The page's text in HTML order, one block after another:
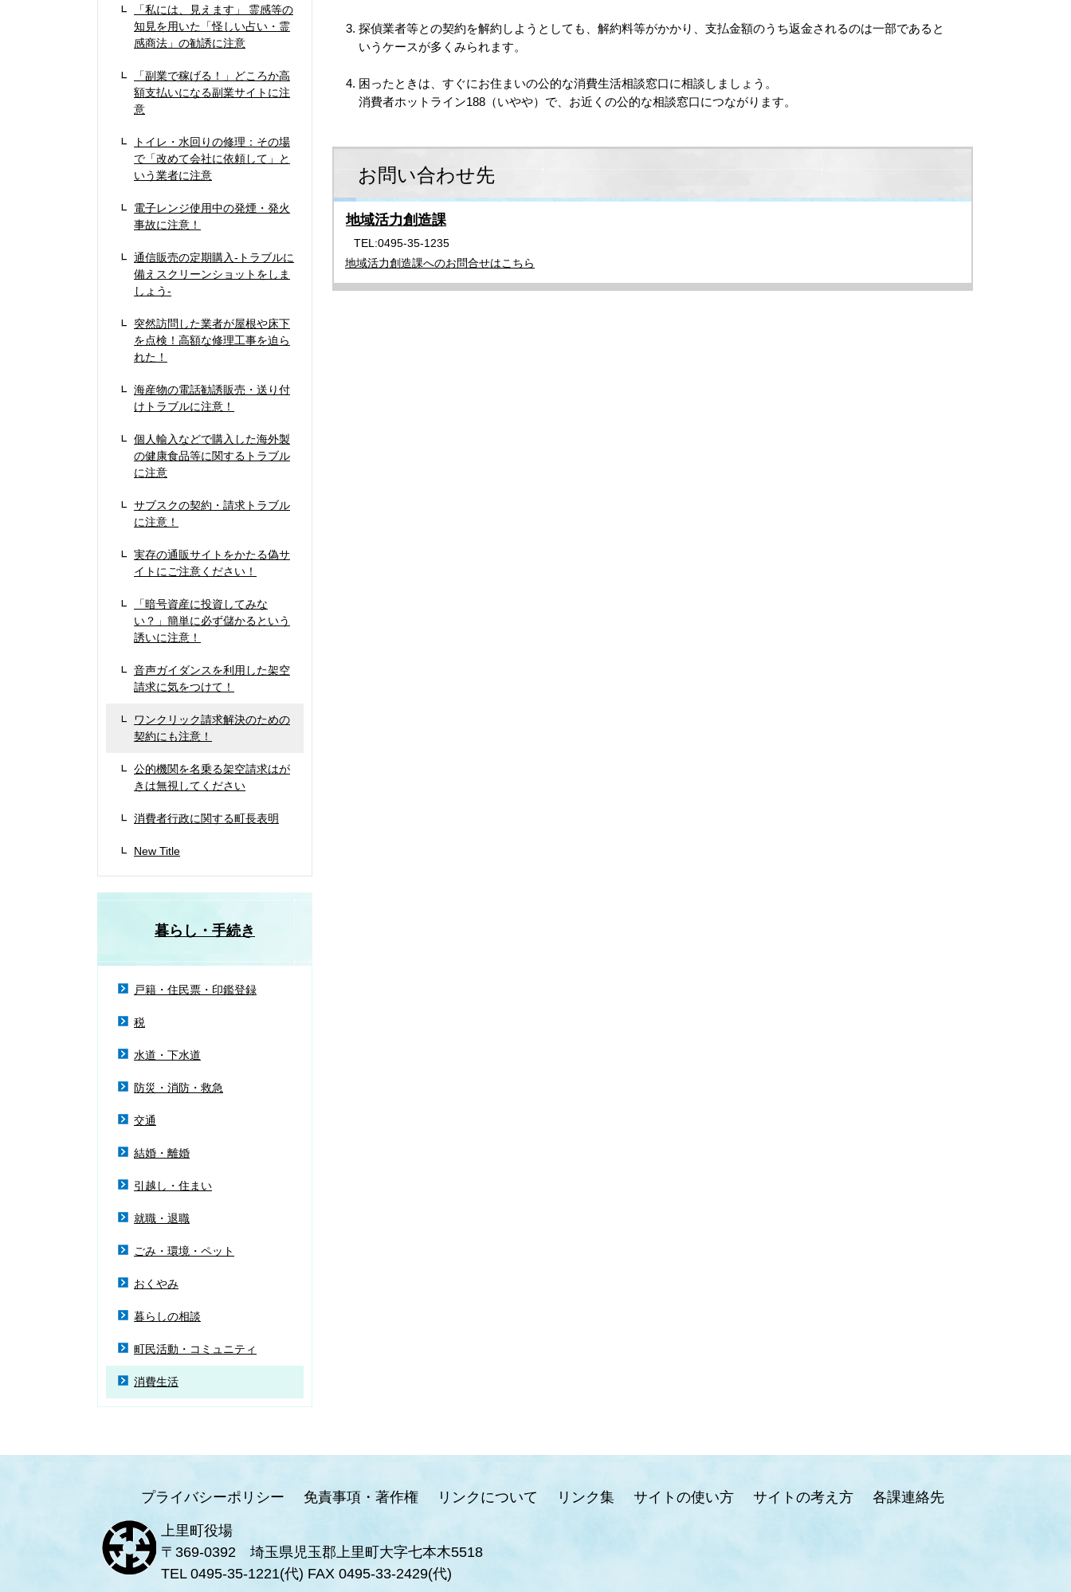
「私には、見えます」 霊感等の
知見を用いた「怪しい占い・霊
感商法」の勧誘に注意
「副業で稼げる！」どころか高
額支払いになる副業サイトに注
意
トイレ・水回りの修理：その場
で「改めて会社に依頼して」と
いう業者に注意
電子レンジ使用中の発煙・発火
事故に注意！
通信販売の定期購入‐トラブルに
備えスクリーンショットをしま
しょう‐
突然訪問した業者が屋根や床下
を点検！高額な修理工事を迫ら
れた！
海産物の電話勧誘販売・送り付
けトラブルに注意！
個人輸入などで購入した海外製
の健康食品等に関するトラブル
に注意
サブスクの契約・請求トラブル
に注意！
実存の通販サイトをかたる偽サ
イトにご注意ください！
「暗号資産に投資してみな
い？」簡単に必ず儲かるという
誘いに注意！
音声ガイダンスを利用した架空
請求に気をつけて！
ワンクリック請求解決のための
契約にも注意！
公的機関を名乗る架空請求はが
きは無視してください
消費者行政に関する町長表明
New Title
暮らし・手続き
戸籍・住民票・印鑑登録
税
水道・下水道
防災・消防・救急
交通
結婚・離婚
引越し・住まい
就職・退職
ごみ・環境・ペット
おくやみ
暮らしの相談
町民活動・コミュニティ
消費生活
探偵業者等との契約を解約しようとしても、解約料等がかかり、支払金額のうち返金されるのは一部であると
いうケースが多くみられます。
困ったときは、すぐにお住まいの公的な消費生活相談窓口に相談しましょう。
消費者ホットライン188（いやや）で、お近くの公的な相談窓口につながります。
お問い合わせ先
地域活力創造課
TEL:0495-35-1235
地域活力創造課へのお問合せはこちら
プライバシーポリシー 免責事項・著作権 リンクについて リンク集 サイトの使い方 サイトの考え方 各課連絡先
上里町役場
〒369-0392 埼玉県児玉郡上里町大字七本木5518
TEL 0495-35-1221(代) FAX 0495-33-2429(代)